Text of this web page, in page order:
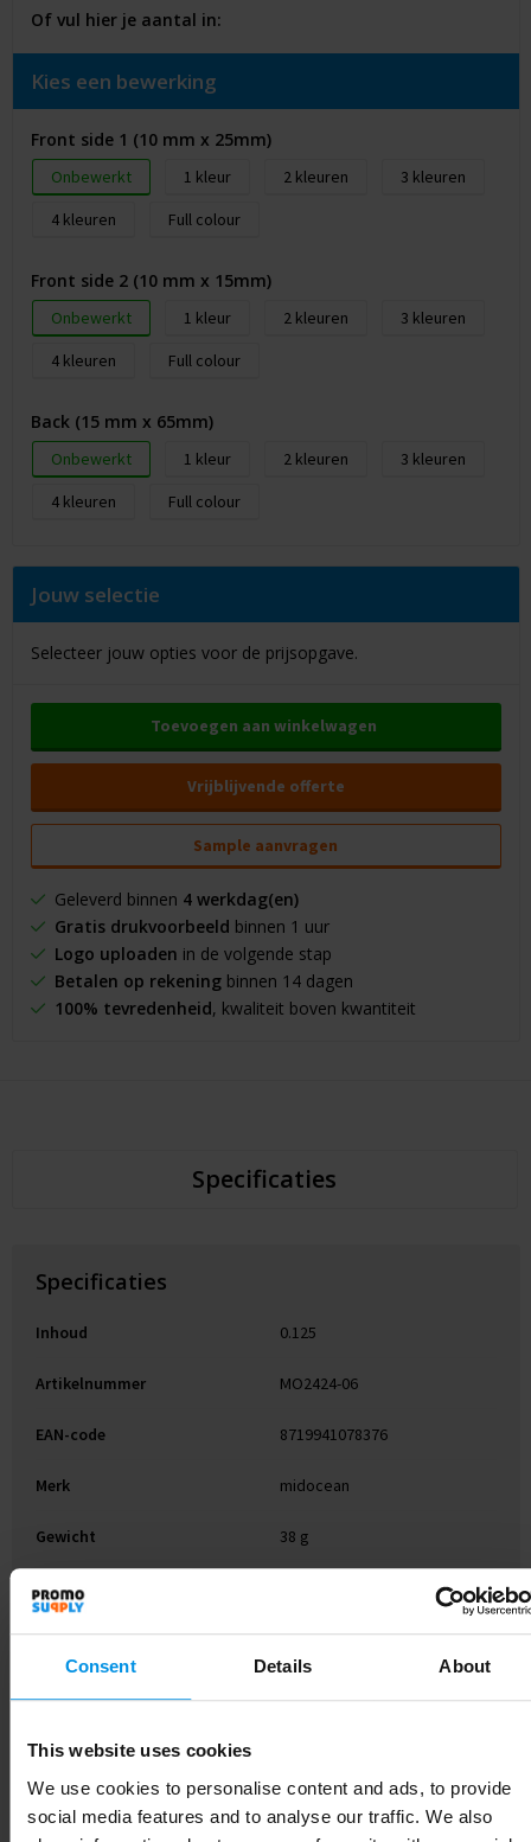
Consent Details About
This website uses cookies
We use cookies to personalise content and ads, to provide
social media features and to analyse our traffic. We also
Of vul hier je aantal in:
Kies een bewerking
Front side 1 (10 mm x 25mm)
Onbewerkt 1 2
3
4
Full colour
Front side 2 (10 mm x 15mm)
Onbewerkt 1 2
3
4
Full colour
Back (15 mm x 65mm)
Onbewerkt 1 2
3
4
Full colour
Jouw selectie
Selecteer jouw opties voor de prijsopgave.
Toevoegen aan winkelwagen
Vrijblijvende offerte
Sample aanvragen
Geleverd binnen 4 werkdag(en)
Gratis drukvoorbeeld binnen 1 uur
Logo uploaden in de volgende stap
Betalen op rekeningbinnen 14 dagen
100% tevredenheid, kwaliteit boven kwantiteit
Specificaties
Specificaties
Inhoud 0.125
Artikelnummer MO2424-06
EAN-code 8719941078376
Merk midocean
Gewicht 38 g
Materiaal
Kleur Wit
Lengte